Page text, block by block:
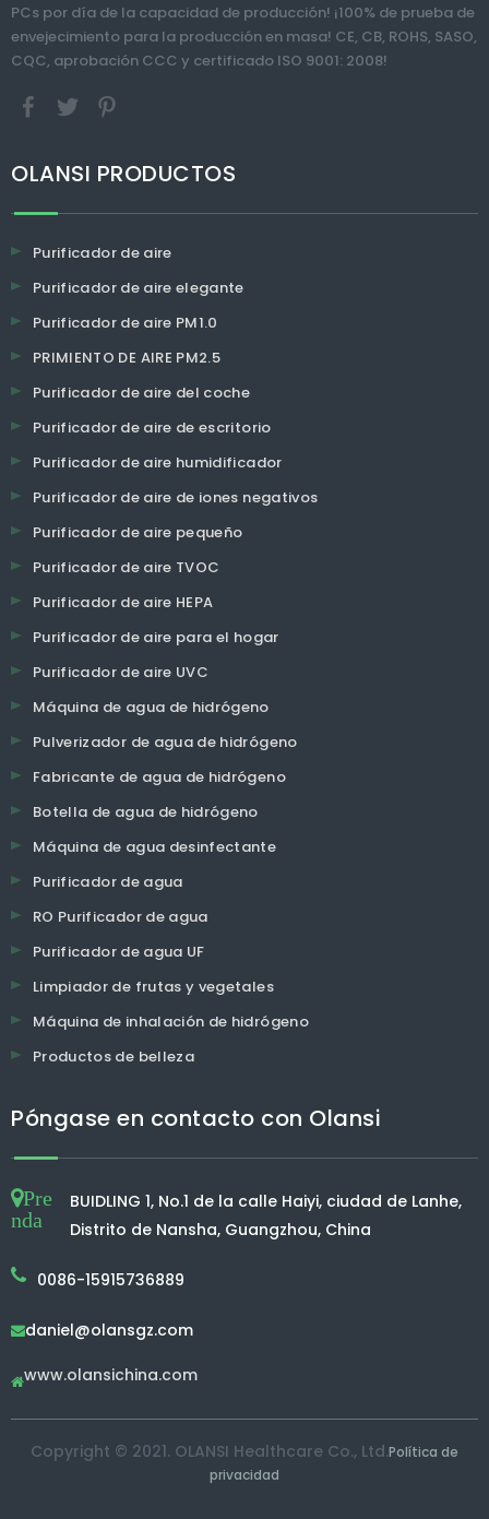
PCs por día de la capacidad de producción! ¡100% de prueba de
envejecimiento para la producción en masa! CE, CB, ROHS, SASO,
CQC, aprobación CCC y certificado ISO 9001: 2008!
OLANSI PRODUCTOS
Purificador de aire
Purificador de aire elegante
Purificador de aire PM1.0
PRIMIENTO DE AIRE PM2.5
Purificador de aire del coche
Purificador de aire de escritorio
Purificador de aire humidificador
Purificador de aire de iones negativos
Purificador de aire pequeño
Purificador de aire TVOC
Purificador de aire HEPA
Purificador de aire para el hogar
Purificador de aire UVC
Máquina de agua de hidrógeno
Pulverizador de agua de hidrógeno
Fabricante de agua de hidrógeno
Botella de agua de hidrógeno
Máquina de agua desinfectante
Purificador de agua
RO Purificador de agua
Purificador de agua UF
Limpiador de frutas y vegetales
Máquina de inhalación de hidrógeno
Productos de belleza
Póngase en contacto con Olansi
Pre
nda
BUIDLING 1, No.1 de la calle Haiyi, ciudad de Lanhe,
Distrito de Nansha, Guangzhou, China
0086-15915736889
daniel@olansgz.com
www.olansichina.com
Copyright © 2021. OLANSI Healthcare Co., Ltd.Política de
privacidad